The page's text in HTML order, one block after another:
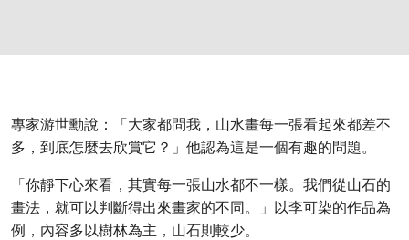
專家游世勳說：「大家都問我，山水畫每一張看起來都差不
多，到底怎麼去欣賞它？」他認為這是一個有趣的問題。
「你靜下心來看，其實每一張山水都不一樣。我們從山石的
畫法，就可以判斷得出來畫家的不同。」以李可染的作品為
例，內容多以樹林為主，山石則較少。